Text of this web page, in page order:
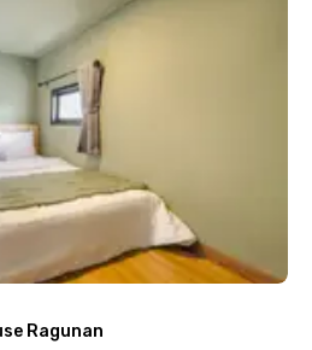
Ragunan